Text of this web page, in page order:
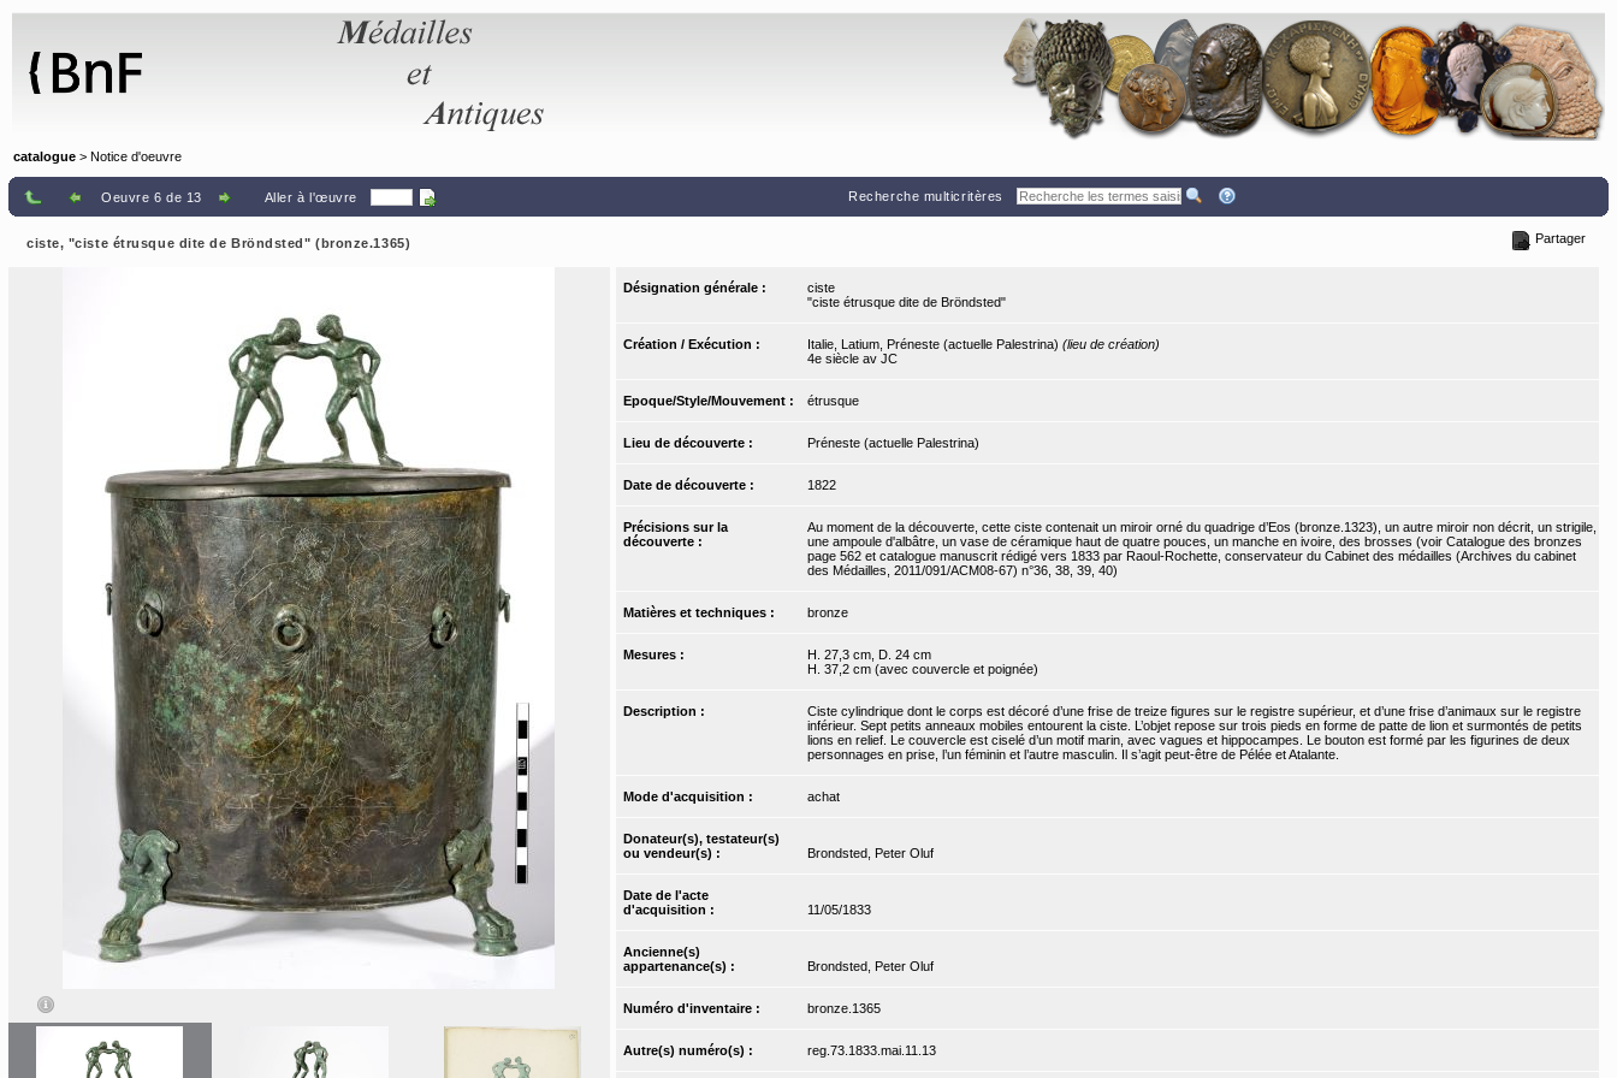
catalogue > Notice d'oeuvre
Oeuvre 6 de 13 Aller à l'œuvre Recherche multicritères
ciste, "ciste étrusque dite de Bröndsted" (bronze.1365) Partager
Désignation générale :
ciste
"ciste étrusque dite de Bröndsted"
Création / Exécution : Italie, Latium, Préneste (actuelle Palestrina) (lieu de création)
4e siècle av JC
Epoque/Style/Mouvement : étrusque
Lieu de découverte : Préneste (actuelle Palestrina)
Date de découverte : 1822
Précisions sur la
découverte :
Au moment de la découverte, cette ciste contenait un miroir orné du quadrige d’Eos (bronze.1323), un autre miroir non décrit, un strigile,
une ampoule d'albâtre, un vase de céramique haut de quatre pouces, un manche en ivoire, des brosses (voir Catalogue des bronzes
page 562 et catalogue manuscrit rédigé vers 1833 par Raoul-Rochette, conservateur du Cabinet des médailles (Archives du cabinet
des Médailles, 2011/091/ACM08-67) n°36, 38, 39, 40)
Matières et techniques : bronze
Mesures :
H. 27,3 cm, D. 24 cm
H. 37,2 cm (avec couvercle et poignée)
Description :
Ciste cylindrique dont le corps est décoré d’une frise de treize figures sur le registre supérieur, et d’une frise d’animaux sur le registre
inférieur. Sept petits anneaux mobiles entourent la ciste. L’objet repose sur trois pieds en forme de patte de lion et surmontés de petits
lions en relief. Le couvercle est ciselé d’un motif marin, avec vagues et hippocampes. Le bouton est formé par les figurines de deux
personnages en prise, l’un féminin et l’autre masculin. Il s’agit peut-être de Pélée et Atalante.
Mode d'acquisition : achat
Donateur(s), testateur(s)
ou vendeur(s) :
Brondsted, Peter Oluf
Date de l'acte
d'acquisition :
11/05/1833
Ancienne(s)
appartenance(s) :
Brondsted, Peter Oluf
Numéro d'inventaire : bronze.1365
Autre(s) numéro(s) : reg.73.1833.mai.11.13